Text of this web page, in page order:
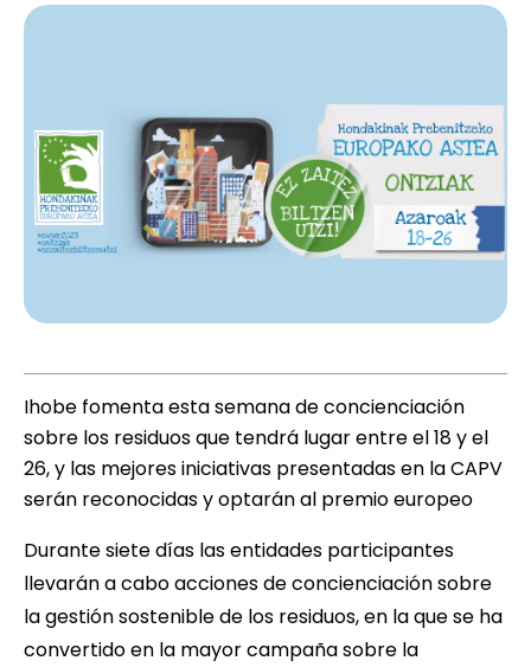
Ihobe fomenta esta semana de concienciación
sobre los residuos que tendrá lugar entre el 18 y el
26, y las mejores iniciativas presentadas en la CAPV
serán reconocidas y optarán al premio europeo
Durante siete días las entidades participantes
llevarán a cabo acciones de concienciación sobre
la gestión sostenible de los residuos, en la que se ha
convertido en la mayor campaña sobre la